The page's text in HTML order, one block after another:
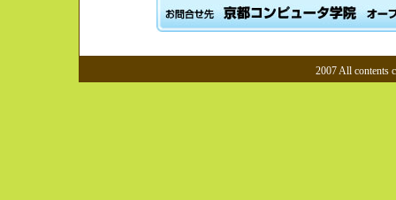
2007 All contents